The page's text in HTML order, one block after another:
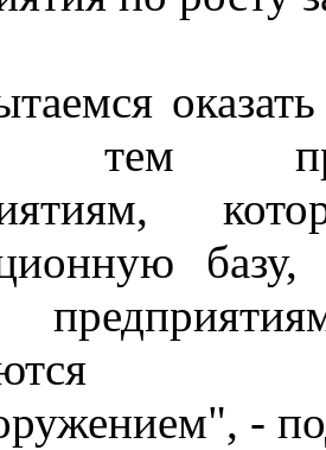
тем
-